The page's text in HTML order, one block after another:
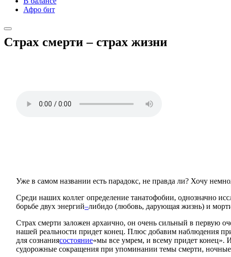
Афро бит
Страх смерти – страх жизни
Уже в самом названии есть парадокс, не правда ли? Хочу
Среди наших коллег определение танатофобии, однозначно
борьбе двух энергий–либидо (любовь, дарующая жизнь) и
Страх смерти заложен архаично, он очень сильный в первую
нашей реальности придет конец. Плюс добавим наблюдения
для сознаниясостояние«мы все умрем, и всему придет конец».
судорожные сокращения при упоминании темы смерти,